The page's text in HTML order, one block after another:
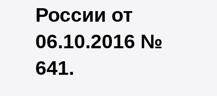
России от
06.10.2016 №
641.